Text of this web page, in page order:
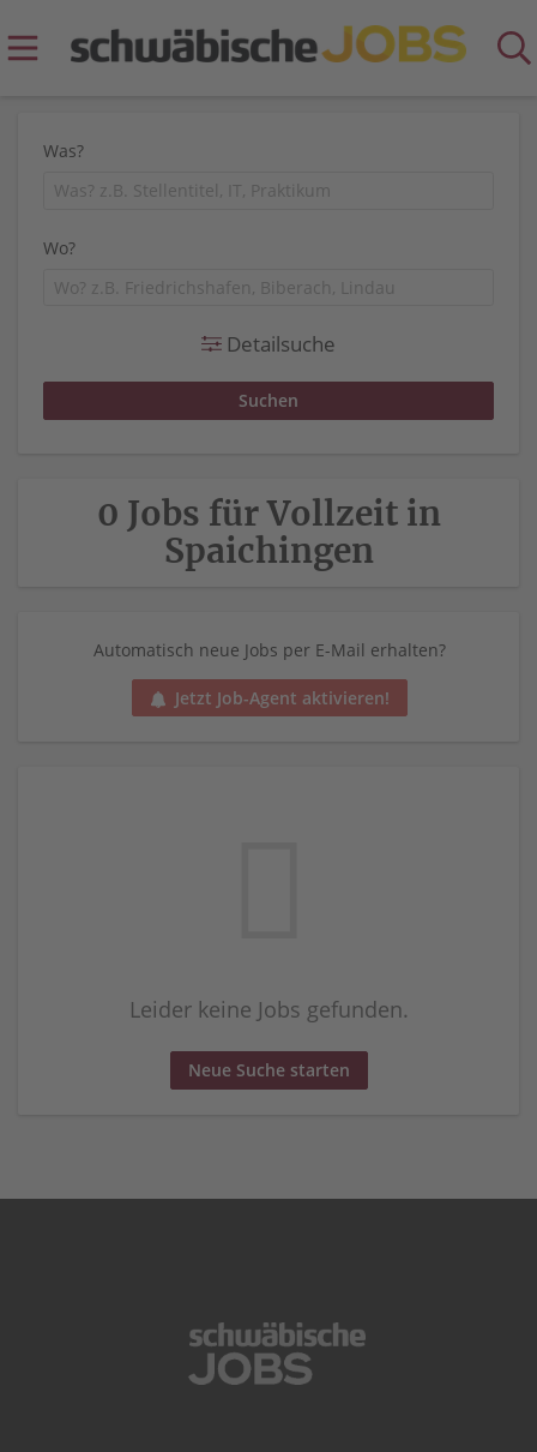
Was?
Wo?
Detailsuche
0 Jobs für Vollzeit in
Spaichingen
Automatisch neue Jobs per E-Mail erhalten?
Jetzt Job-Agent aktivieren!
Leider keine Jobs gefunden.
Neue Suche starten